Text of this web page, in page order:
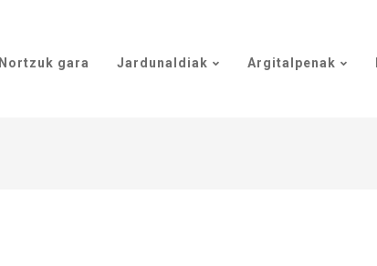
Nortzuk gara Jardunaldiak Argitalpenak